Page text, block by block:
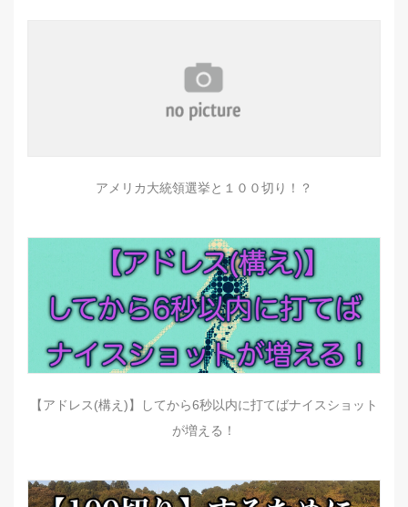
アメリカ大統領選挙と１００切り！？
【アドレス(構え)】してから6秒以内に打てばナイスショット
が増える！